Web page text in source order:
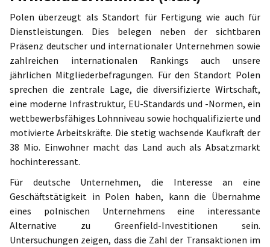
Poland
Polen überzeugt als Standort für Fertigung wie auch für
Dienstleistungen. Dies belegen neben der sichtbaren
Präsenz deutscher und internationaler Unternehmen sowie
zahlreichen internationalen Rankings auch unsere
jährlichen Mitgliederbefragungen. Für den Standort Polen
sprechen die zentrale Lage, die diversifizierte Wirtschaft,
eine moderne Infrastruktur, EU-Standards und -Normen, ein
wettbewerbsfähiges Lohnniveau sowie hochqualifizierte und
motivierte Arbeitskräfte. Die stetig wachsende Kaufkraft der
38 Mio. Einwohner macht das Land auch als Absatzmarkt
hochinteressant.
Für deutsche Unternehmen, die Interesse an eine
Geschäftstätigkeit in Polen haben, kann die Übernahme
eines polnischen Unternehmens eine interessante
Alternative zu Greenfield-Investitionen sein.
Untersuchungen zeigen, dass die Zahl der Transaktionen im